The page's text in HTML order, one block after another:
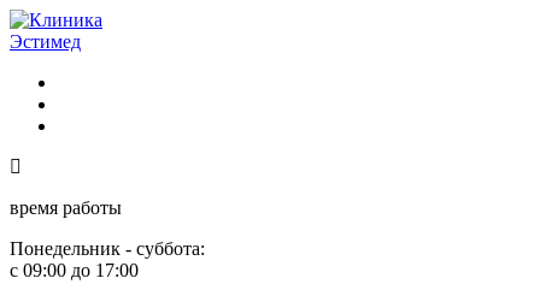
время работы
Понедельник - суббота:
с 09:00 до 17:00